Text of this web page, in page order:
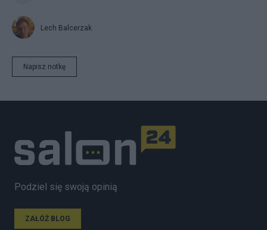
Lech Balcerzak
Napisz notkę
Podziel się swoją opinią
ZAŁÓŻ BLOG